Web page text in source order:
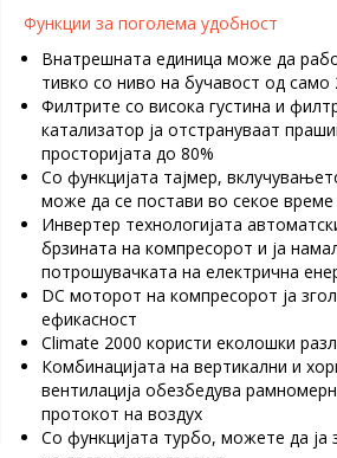
Функции за поголема удобност
Внатрешната единица може да
тивко со ниво на бучавост од само
Филтрите со висока густина и
катализатор ја отстрануваат
просторијата до 80%
Со функцијата тајмер,
може да се постави во секое време
Инвертер технологијата
брзината на компресорот и ја
потрошувачката на електрична
DC моторот на компресорот ја
ефикасност
Climate 2000 користи еколошки
Комбинацијата на вертикални и
вентилација обезбедува
протокот на воздух
Со функцијата турбо, можете да ја